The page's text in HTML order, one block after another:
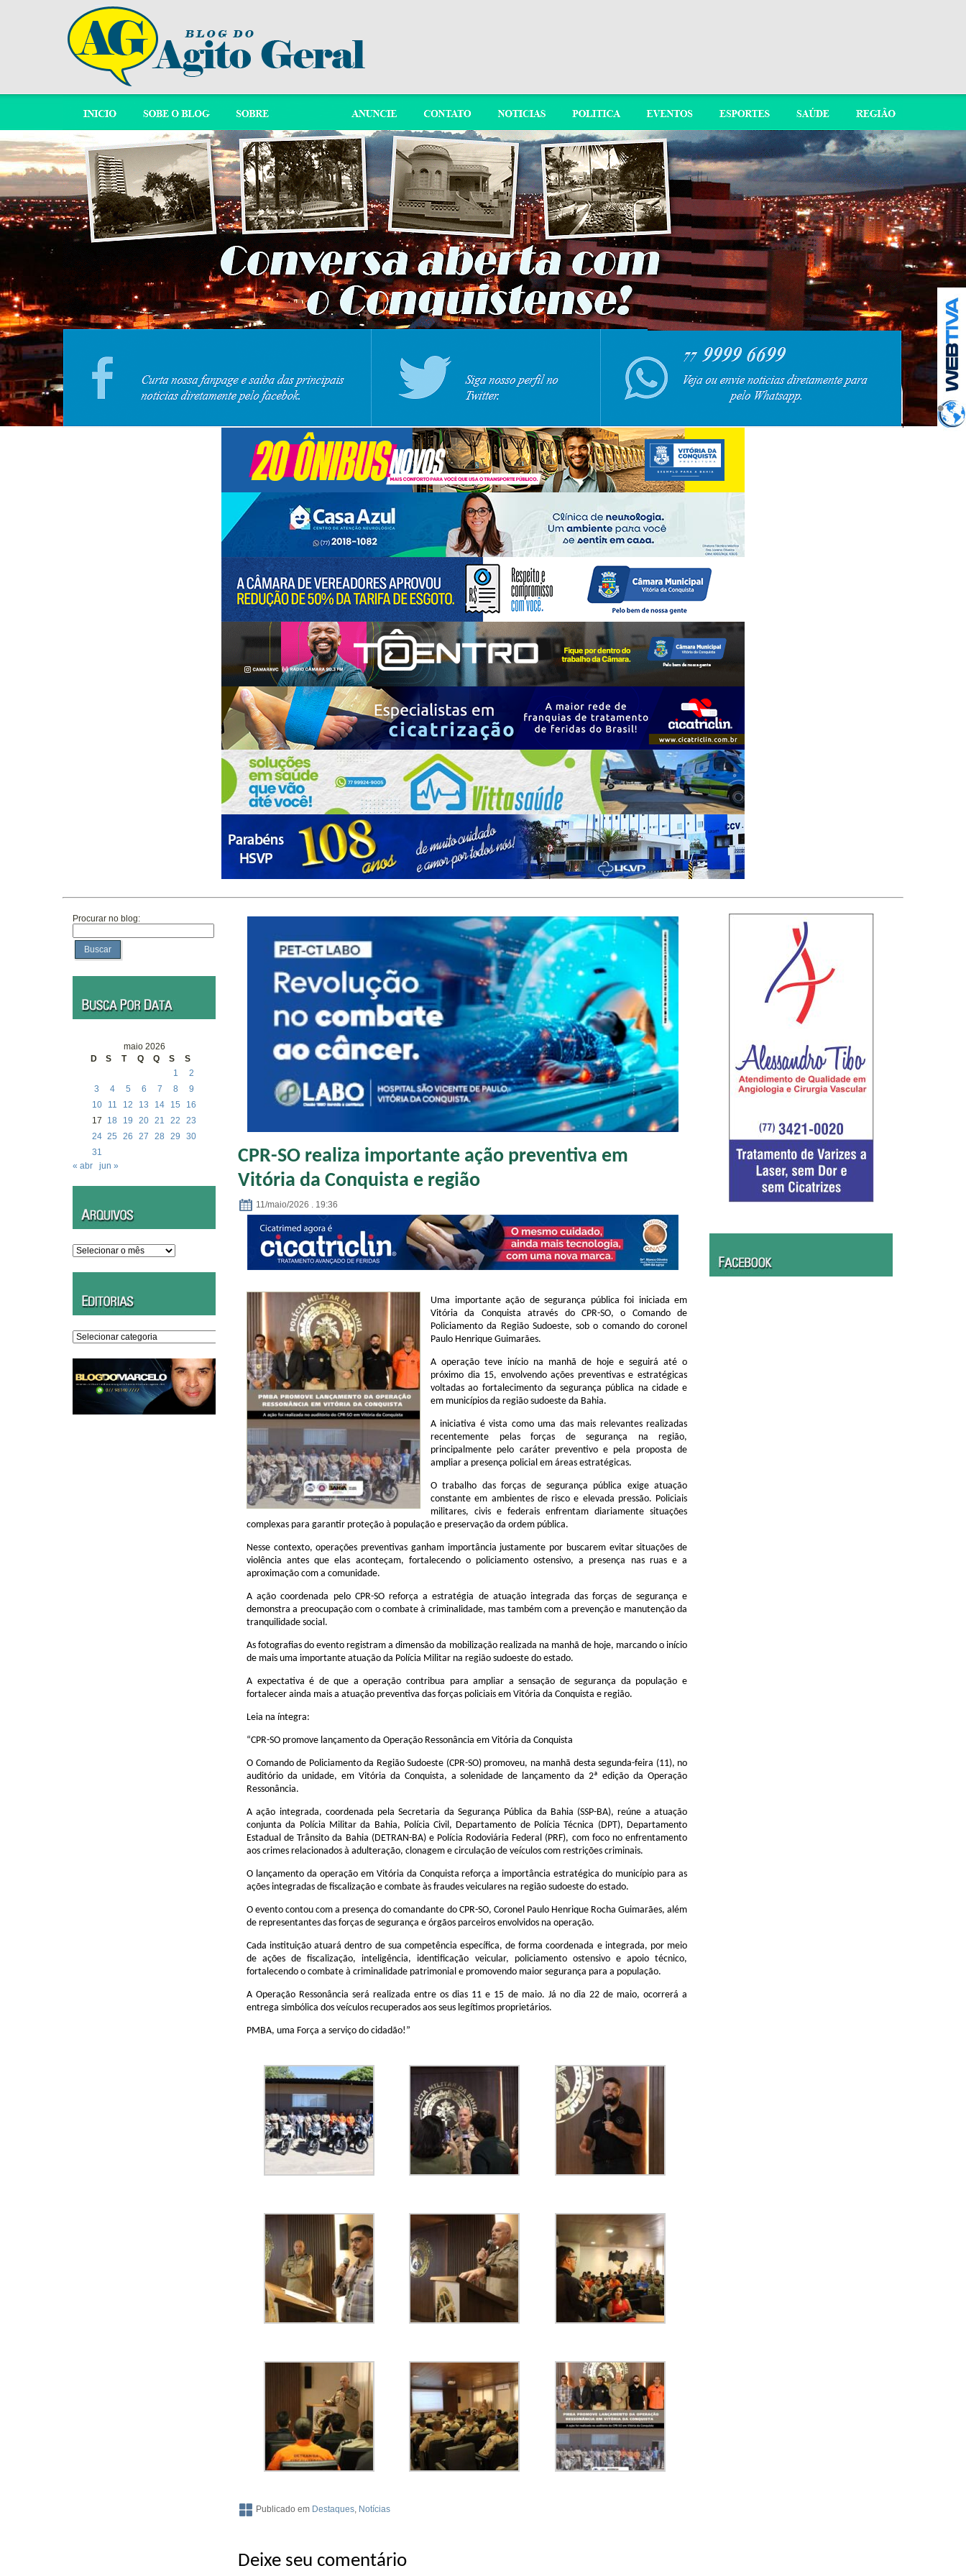
Procurar no blog:
Buscar
maio 2026
D
S T Q Q S
S
1
2
3
4 5 6 7 8
9
10
11 12 13 14 15
16
17
18 19 20 21 22
23
24 25 26 27 28 29
30
31
« abr
jun »
Arquivos
Editorias
CPR-SO realiza importante ação preventiva em
Vitória da Conquista e região
11/maio/2026 . 19:36
Uma importante ação de segurança pública foi iniciada em
Vitória da Conquista através do CPR-SO, o Comando de
Policiamento da Região Sudoeste, sob o comando do coronel
Paulo Henrique Guimarães.
A operação teve início na manhã de hoje e seguirá até o
próximo dia 15, envolvendo ações preventivas e estratégicas
voltadas ao fortalecimento da segurança pública na cidade e
em municípios da região sudoeste da Bahia.
A iniciativa é vista como uma das mais relevantes realizadas
recentemente pelas forças de segurança na região,
principalmente pelo caráter preventivo e pela proposta de
ampliar a presença policial em áreas estratégicas.
O trabalho das forças de segurança pública exige atuação
constante em ambientes de risco e elevada pressão. Policiais
militares, civis e federais enfrentam diariamente situações
complexas para garantir proteção à população e preservação da ordem pública.
Nesse contexto, operações preventivas ganham importância justamente por buscarem evitar situações de
violência antes que elas aconteçam, fortalecendo o policiamento ostensivo, a presença nas ruas e a
aproximação com a comunidade.
A ação coordenada pelo CPR-SO reforça a estratégia de atuação integrada das forças de segurança e
demonstra a preocupação com o combate à criminalidade, mas também com a prevenção e manutenção da
tranquilidade social.
As fotografias do evento registram a dimensão da mobilização realizada na manhã de hoje, marcando o início
de mais uma importante atuação da Polícia Militar na região sudoeste do estado.
A expectativa é de que a operação contribua para ampliar a sensação de segurança da população e
fortalecer ainda mais a atuação preventiva das forças policiais em Vitória da Conquista e região.
Leia na íntegra:
“CPR-SO promove lançamento da Operação Ressonância em Vitória da Conquista
O Comando de Policiamento da Região Sudoeste (CPR-SO) promoveu, na manhã desta segunda-feira (11), no
auditório da unidade, em Vitória da Conquista, a solenidade de lançamento da 2ª edição da Operação
Ressonância.
A ação integrada, coordenada pela Secretaria da Segurança Pública da Bahia (SSP-BA), reúne a atuação
conjunta da Polícia Militar da Bahia, Polícia Civil, Departamento de Polícia Técnica (DPT), Departamento
Estadual de Trânsito da Bahia (DETRAN-BA) e Polícia Rodoviária Federal (PRF), com foco no enfrentamento
aos crimes relacionados à adulteração, clonagem e circulação de veículos com restrições criminais.
O lançamento da operação em Vitória da Conquista reforça a importância estratégica do município para as
ações integradas de fiscalização e combate às fraudes veiculares na região sudoeste do estado.
O evento contou com a presença do comandante do CPR-SO, Coronel Paulo Henrique Rocha Guimarães, além
de representantes das forças de segurança e órgãos parceiros envolvidos na operação.
Cada instituição atuará dentro de sua competência específica, de forma coordenada e integrada, por meio
de ações de fiscalização, inteligência, identificação veicular, policiamento ostensivo e apoio técnico,
fortalecendo o combate à criminalidade patrimonial e promovendo maior segurança para a população.
A Operação Ressonância será realizada entre os dias 11 e 15 de maio. Já no dia 22 de maio, ocorrerá a
entrega simbólica dos veículos recuperados aos seus legítimos proprietários.
PMBA, uma Força a serviço do cidadão!”
Publicado em Destaques Notícias
Deixe seu comentário